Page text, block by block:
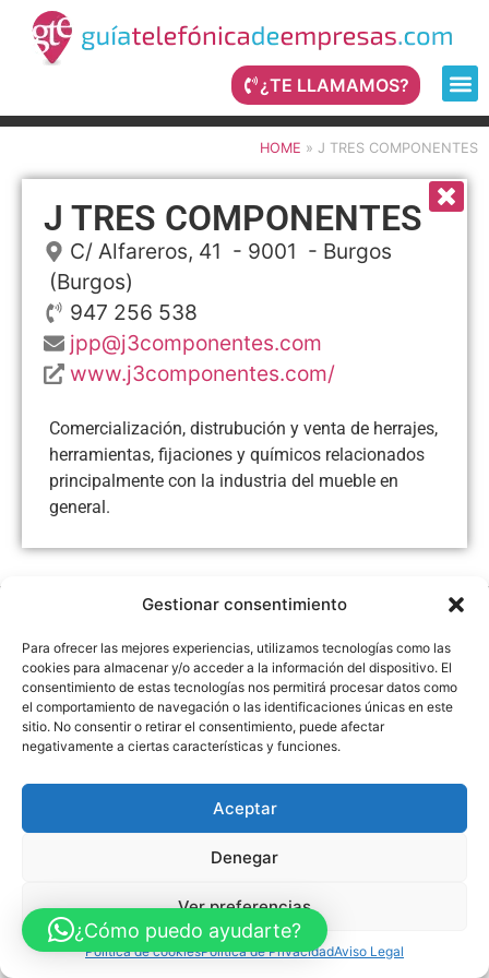
Gestionar consentimiento
Para ofrecer las mejores experiencias, utilizamos tecnologías como las
cookies para almacenar y/o acceder a la información del dispositivo. El
consentimiento de estas tecnologías nos permitirá procesar datos como
el comportamiento de navegación o las identificaciones únicas en este
sitio. No consentir o retirar el consentimiento, puede afectar
negativamente a ciertas características y funciones.
Aceptar
Denegar
Ver preferencias
Política de cookiesPolítica de PrivacidadAviso Legal
¿TE LLAMAMOS?
HOME » J TRES COMPONENTES
J TRES COMPONENTES
C/ Alfareros, 41 - 9001 - Burgos
(Burgos)
947 256 538
jpp@j3componentes.com
www.j3componentes.com/
Comercialización, distrubución y venta de herrajes,
herramientas, fijaciones y químicos relacionados
principalmente con la industria del mueble en
general.
Accesibilidad Mapa web
FINANCIADO POR LA UNIÓN EUROPEA CON EL PROGRAMA KIT
DIGITAL POR LOS FONDOS NEXT GENERATION (EU) DEL
MECANISMO DE RECUPERACIÓN Y RESILENCIA
© Guia Telefónica de Empresas – Todos los derechos reservados.
¿Cómo puedo ayudarte?